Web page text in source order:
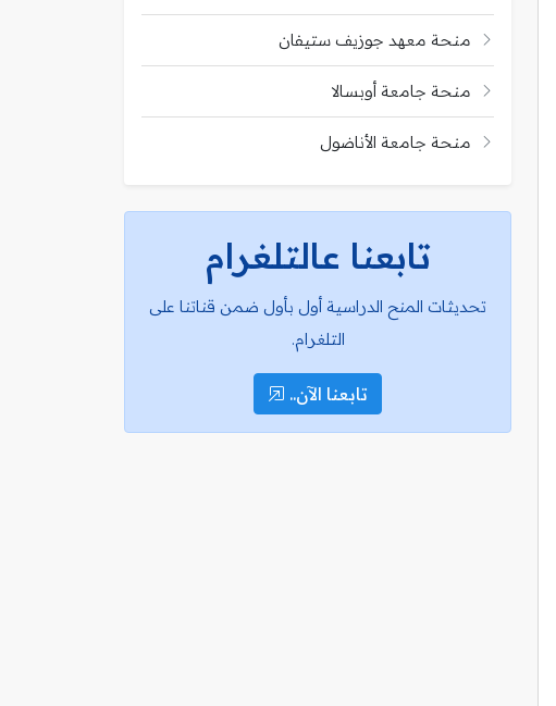
منحة معهد جوزيف ستيفان
منحة جامعة أوبسالا
منحة جامعة الأناضول
تابعنا عالتلغرام
تحديثات المنح الدراسية أول بأول ضمن قناتنا على
التلغرام.
تابعنا الآن..